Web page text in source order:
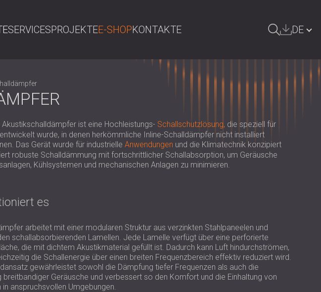
SERVICESPROJEKTEE-SHOPKONTAKTE DE
SRBIJA | RS
ROMÂNIA | RO
POLAND | PL
USA | US
SOUTH AFRICA | ZA
Akustikschalldämpfer ist eine Hochleistungs- Schallschutzlösung, die speziell für
wurde, in denen herkömmliche Inline-Schalldämpfer nicht installiert
Das Gerät wurde für industrielle Anwendungen und die Klimatechnik konzipiert
robuste Schalldämmung mit fortschrittlicher Schallabsorption, um Geräusche
Kühlsystemen und mechanischen Anlagen zu minimieren.
es
arbeitet mit einer modularen Struktur aus verzinkten Stahlpaneelen und
schallabsorbierenden Lamellen. Jede Lamelle verfügt über eine perforierte
die mit dichtem Akustikmaterial gefüllt ist. Dadurch kann Luft hindurchströmen,
die Schallenergie über einen breiten Frequenzbereich effektiv reduziert wird.
gewährleistet sowohl die Dämpfung tiefer Frequenzen als auch die
breitbandiger Geräusche und verbessert so den Komfort und die Einhaltung von
anspruchsvollen Umgebungen.